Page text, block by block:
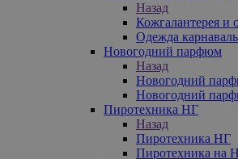
Назад
Кожгалантерея и
Одежда
Новогодний парфюм
Назад
Новогодний
Новогодний
Пиротехника НГ
Назад
Пиротехника НГ
Пиротехника на